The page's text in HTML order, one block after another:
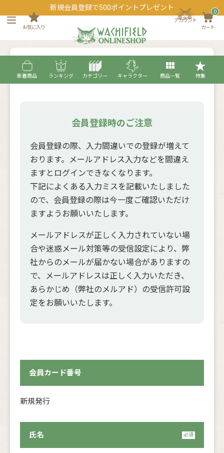
新規会員登録で500ポイントプレゼント
お気に入り
アカウント
カート
0
新着商品 ランキング カテゴリー キャラクター 商品一覧 特集
下記の内容をご入力の上、お進みください。
会員登録時のご注意
会員登録の際、入力間違いでの登録が増えて
おります。メールアドレス入力などを間違え
ますとログインできなくなります。
下記によくある入力ミスを記載いたしました
ので、会員登録の際は今一度ご確認いただけ
ますようお願いいたします。
メールアドレスが正しく入力されていない場
合や迷惑メール対策等の受信設定により、弊
社からのメールが届かない場合がありますの
で、メールアドレスは正しく入力いただき、
あらかじめ（弊社のメルアド）の受信許可設
定をお願いいたします。
会員カード番号
新規発行
氏名